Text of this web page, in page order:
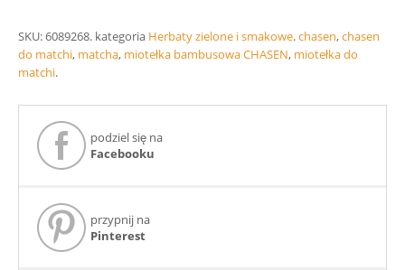
SKU:6089268. kategoria Herbaty zielone i smakowe.chasen,chasen
do matchi, matcha, miotełka bambusowa CHASEN, miotełka do
matchi.
podziel się na
Facebooku
przypnij na
Pinterest